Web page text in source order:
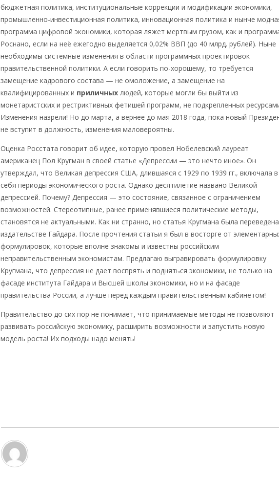
бюджетная политика, институциональные коррекции и модификации экономики,
промышленно-инвестиционная политика, инновационная политика и нынче
программа цифровой экономики, которая ляжет мертвым грузом, как и
Роснано, если на неё ежегодно выделяется 0,02% ВВП (до 40 млрд. рублей). Ныне
необходимы системные изменения в области программных проектировок
правительственной политики. А если говорить по-хорошему, то требуется
замещение кадрового состава — не омоложение, а замещение на
квалифицированных и приличных людей, которые могли бы выйти из
монетаристских и рестриктивных фетишей программ, не подкрепленных
Изменения назрели! Но до марта, а вернее до мая 2018 года, пока новый
не вступит в должность, изменения маловероятны.
Оценка Росстата говорит об идее, которую провел Нобелевский лауреат
американец Пол Кругман в своей статье «Депрессии — это нечто иное». Он
утверждал, что Великая депрессия США, длившаяся с 1929 по 1939 гг., включала в
себя периоды экономического роста. Однако десятилетие названо Великой
депрессией. Почему? Депрессия — это состояние, связанное с ограничением
возможностей. Стереотипные, ранее применявшиеся политические методы,
становятся не актуальными. Как ни странно, но статья Кругмана была
издательстве Гайдара. После прочтения статьи я был в восторге от
формулировок, которые вполне знакомы и известны российским
неправительственным экономистам. Предлагаю выгравировать формулировку
Кругмана, что депрессия не дает воспрять и подняться экономики, не только на
фасаде института Гайдара и Высшей школы экономики, но и на фасаде
правительства России, а лучше перед каждым правительственным кабинетом!
Правительство до сих пор не понимает, что принимаемые методы не позволяют
развивать российскую экономику, расширить возможности и запустить новую
модель роста! Их подходы надо менять!